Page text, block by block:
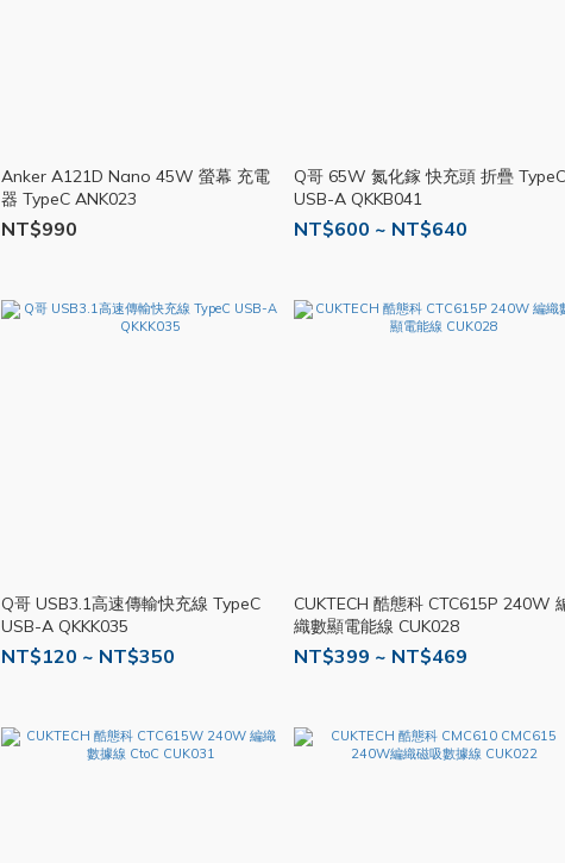
Anker A121D Nano 45W 螢幕 充電
器 TypeC ANK023
NT$990
Q哥 65W 氮化鎵 快充頭 折疊 TypeC
USB-A QKKB041
NT$600 ~ NT$640
Q哥 USB3.1高速傳輸快充線 TypeC
USB-A QKKK035
NT$120 ~ NT$350
CUKTECH 酷態科 CTC615P 240W
織數顯電能線 CUK028
NT$399 ~ NT$469